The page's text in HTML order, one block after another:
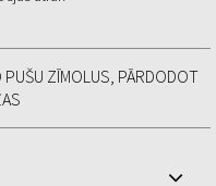
PUŠU ZĪMOLUS, PĀRDODOT